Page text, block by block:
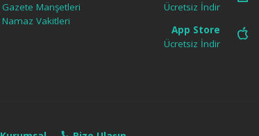
Gazete Manşetleri
Namaz Vakitleri
Ücretsiz İndir
App Store
Ücretsiz İndir